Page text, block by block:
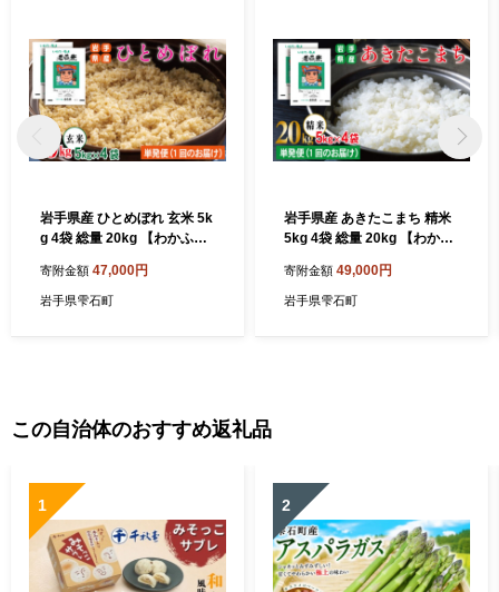
岩手県産 ひとめぼれ 玄米 5k
g 4袋 総量 20kg 【わかふじ
イス ご飯 ごはん ふっくら つ
やつや おいしい 美味しい 贈
寄附金額 47,000円
岩手県雫石町
岩手県産 あきたこまち 精米
5kg 4袋 総量 20kg 【わかふ
コメ ライス ご飯 ごはん ふっ
くら つやつや おいしい 美味
寄附金額 49,000円
岩手県雫石町
この自治体のおすすめ返礼品
1 2